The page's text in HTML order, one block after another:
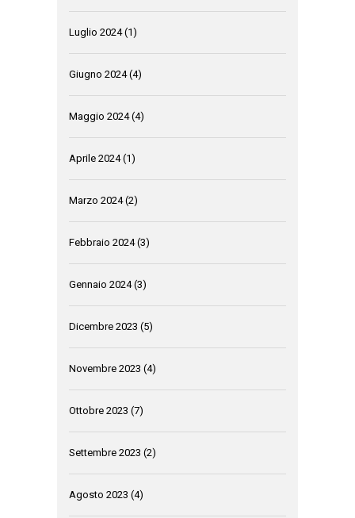
Luglio 2024(1)
Giugno 2024(4)
Maggio 2024(4)
Aprile 2024(1)
Marzo 2024(2)
Febbraio 2024(3)
Gennaio 2024(3)
Dicembre 2023 (5)
Novembre 2023 (4)
Ottobre 2023 (7)
Settembre 2023 (2)
Agosto 2023 (4)